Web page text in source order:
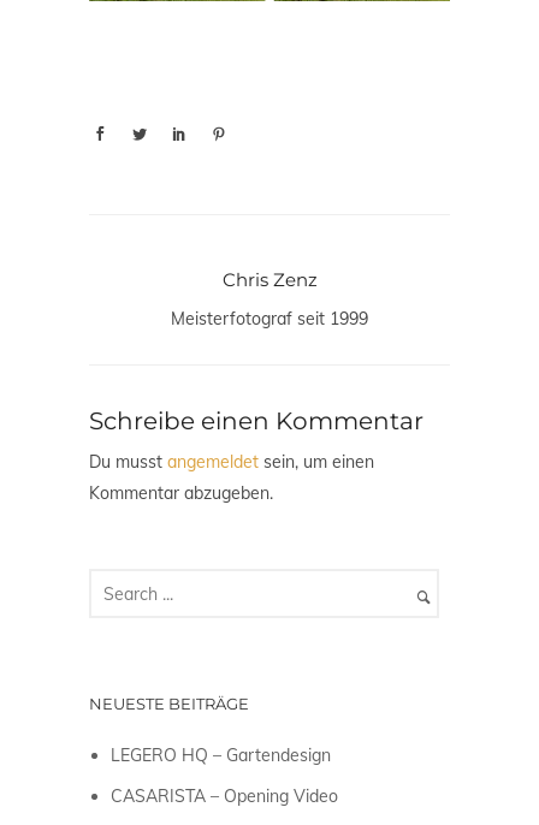
Chris Zenz
Meisterfotograf seit 1999
Schreibe einen Kommentar
Du musst angemeldet sein, um einen
Kommentar abzugeben.
NEUESTE BEITRÄGE
LEGERO HQ – Gartendesign
CASARISTA – Opening Video